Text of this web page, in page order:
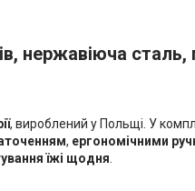
нержавіюча сталь,
, вироблений у Польщі. У
, ергономічними
їжі щодня